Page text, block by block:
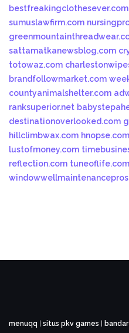
bestfreakingclothesever.com
sumuslawfirm.com
sattamatkanewsblog.com
totowaz.com
brandfollowmarket.com
countyanimalshelter.com
ranksuperior.net
destinationoverlooked.com
hillclimbwax.com hnopse.com
lustofmoney.com
reflection.com tuneoflife.com
menuqq situs pkv games